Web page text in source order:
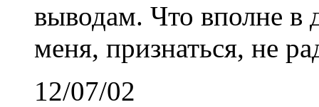
выводам. Что вполне в
меня, признаться, не
12/07/02